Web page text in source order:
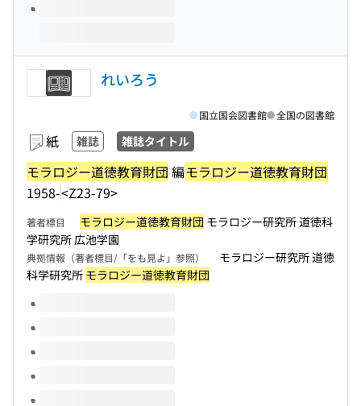
れいろう
紙 雑誌 雑誌タイトル
モラロジー道徳教育財団 編モラロジー道徳教育財団
1958-<Z23-79>
国立国会図書館 全国の図書館
著者標目 モラロジー道徳教育財団 モラロジー研究所 道徳科
学研究所 広池学園
典拠情報（著者標目/「をも見よ」参照）
モラロジー研究所 道徳
科学研究所 モラロジー道徳教育財団
このタイトルの巻号